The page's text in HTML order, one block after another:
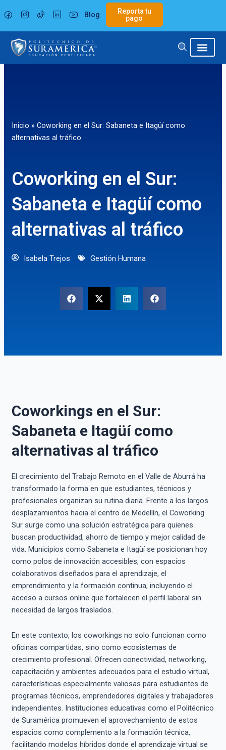
al
contenido
Blog
Reporta tu
pago
Inicio » Coworking en el Sur: Sabaneta e Itagüí como
alternativas al tráfico
Coworking en el Sur:
Sabaneta e Itagüí como
alternativas al tráfico
Isabela Trejos Gestión Humana
Coworkings en el Sur:
Sabaneta e Itagüí como
alternativas al tráfico
El crecimiento del Trabajo Remoto en el Valle de Aburrá ha
transformado la forma en que estudiantes, técnicos y
profesionales organizan su rutina diaria. Frente a los largos
desplazamientos hacia el centro de Medellín, el Coworking
Sur surge como una solución estratégica para quienes
buscan productividad, ahorro de tiempo y mejor calidad de
vida. Municipios como Sabaneta e Itagüí se posicionan hoy
como polos de innovación accesibles, con espacios
colaborativos diseñados para el aprendizaje, el
emprendimiento y la formación continua, incluyendo el
acceso a cursos online que fortalecen el perfil laboral sin
necesidad de largos traslados.
En este contexto, los coworkings no solo funcionan como
oficinas compartidas, sino como ecosistemas de
crecimiento profesional. Ofrecen conectividad, networking,
capacitación y ambientes adecuados para el estudio virtual,
características especialmente valiosas para estudiantes de
programas técnicos, emprendedores digitales y trabajadores
independientes. Instituciones educativas como el Politécnico
de Suramérica promueven el aprovechamiento de estos
espacios como complemento a la formación técnica,
facilitando modelos híbridos donde el aprendizaje virtual se